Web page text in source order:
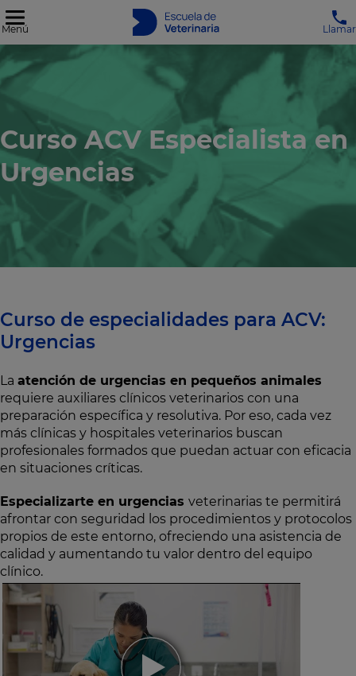
Menú Llamar
Curso ACV Especialista en
Urgencias
Curso de especialidades para ACV:
Urgencias
La atención de urgencias en pequeños animales
requiere auxiliares clínicos veterinarios con una
preparación específica y resolutiva. Por eso, cada vez
más clínicas y hospitales veterinarios buscan
profesionales formados que puedan actuar con eficacia
en situaciones críticas.
Especializarte en urgencias veterinarias te permitirá
afrontar con seguridad los procedimientos y protocolos
propios de este entorno, ofreciendo una asistencia de
calidad y aumentando tu valor dentro del equipo
clínico.